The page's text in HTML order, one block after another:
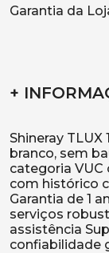
Garantia da
+
Shineray TLUX
branco, sem
categoria VUC
com histórico
Garantia de 1
serviços
assistência
confiabilidade